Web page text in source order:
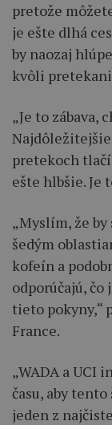
pretože
je ešte dlhá
by naozaj
kvôli
„Je to zábava,
Najdôležitejšie
pretekoch
ešte hlbšie. Je
„Myslím, že
šedým
kofeín a
odporúčajú, čo
tieto pokyny,“
France.
„WADA a UCI
času, aby
jeden z